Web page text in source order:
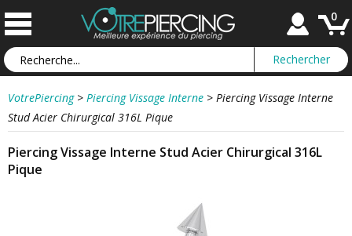
0
VotrePiercing > Piercing Vissage Interne > Piercing Vissage Interne
Stud Acier Chirurgical 316L Pique
Piercing Vissage Interne Stud Acier Chirurgical 316L
Pique